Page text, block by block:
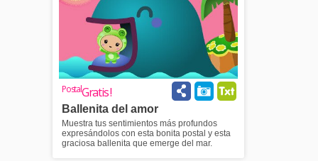
PostalGratis !
Ballenita del amor
Muestra tus sentimientos más profundos
expresándolos con esta bonita postal y esta
graciosa ballenita que emerge del mar.